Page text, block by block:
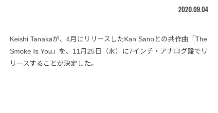
2020.09.04
Keishi Tanakaが、4月にリリースしたKan Sanoとの共作曲「The
Smoke Is You」を、11月25日（水）に7インチ・アナログ盤でリ
リースすることが決定した。